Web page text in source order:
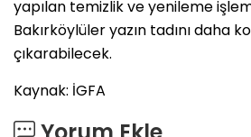
yapılan temizlik ve yenileme
Bakırköylüler yazın tadını daha
çıkarabilecek.
Kaynak: İGFA